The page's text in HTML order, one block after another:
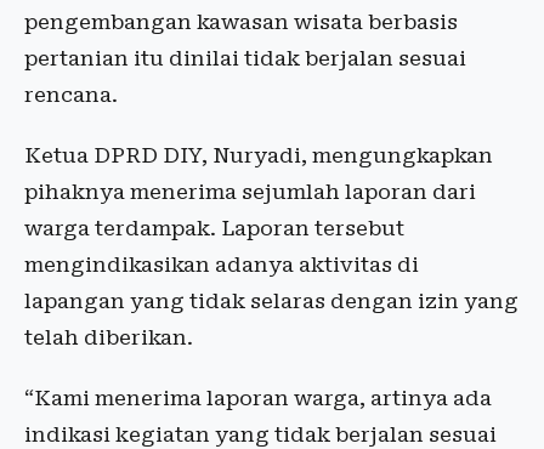
pengembangan kawasan wisata berbasis
pertanian itu dinilai tidak berjalan sesuai
rencana.
Ketua DPRD DIY, Nuryadi, mengungkapkan
pihaknya menerima sejumlah laporan dari
warga terdampak. Laporan tersebut
mengindikasikan adanya aktivitas di
lapangan yang tidak selaras dengan izin yang
telah diberikan.
“Kami menerima laporan warga, artinya ada
indikasi kegiatan yang tidak berjalan sesuai